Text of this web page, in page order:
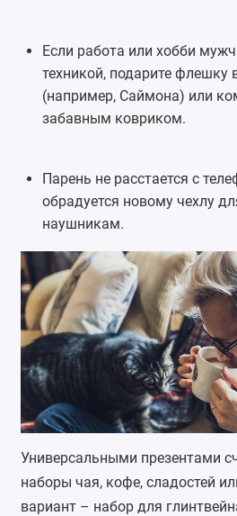
Если работа или хобби
техникой, подарите флешку
(например, Саймона) или
забавным ковриком.
Парень не расстается с
обрадуется новому чехлу
наушникам.
Универсальными презентами
наборы чая, кофе, сладостей
вариант – набор для